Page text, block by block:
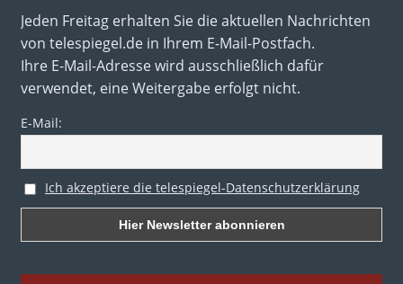
Jeden Freitag erhalten Sie die aktuellen Nachrichten
von telespiegel.de in Ihrem E-Mail-Postfach.
Ihre E-Mail-Adresse wird ausschließlich dafür
verwendet, eine Weitergabe erfolgt nicht.
E-Mail:
Ich akzeptiere die telespiegel-Datenschutzerklärung